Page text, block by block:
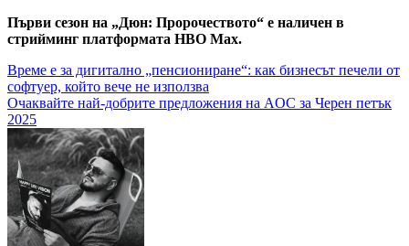
Първи сезон на „Дюн: Пророчеството“ е наличен в
стрийминг платформата HBO Max.
Навигация
Време е за дигитално „пенсиониране“: как бизнесът печели от
софтуер, който вече не използва
Очаквайте най-добрите предложения на AOC за Черен петък
2025